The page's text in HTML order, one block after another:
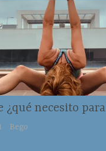
necesito
Bego